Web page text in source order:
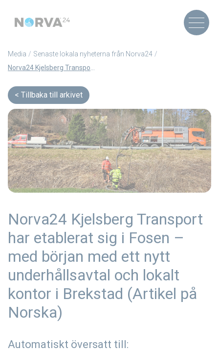
Media
Senaste lokala nyheterna från Norva24
Tillbaka till arkivet
Norva24 Kjelsberg Transport
har etablerat sig i Fosen –
med början med ett nytt
underhållsavtal och lokalt
kontor i Brekstad (Artikel på
Norska)
Automatiskt översatt till: